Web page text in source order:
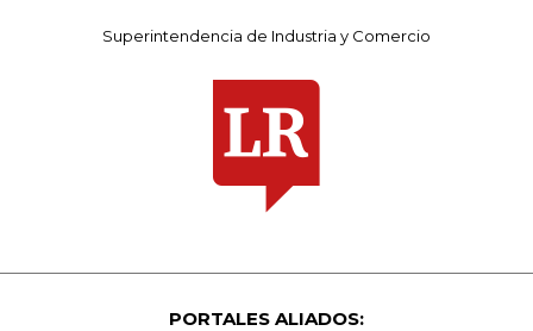
Superintendencia de Industria y Comercio
PORTALES ALIADOS: